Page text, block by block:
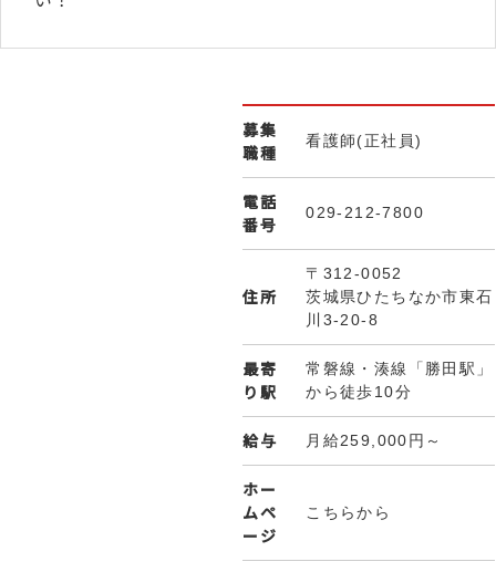
募集
職種
看護師(正社員)
電話
番号
029-212-7800
住所
〒312-0052
茨城県ひたちなか市東石
川3-20-8
最寄
り駅
常磐線・湊線「勝田駅」
から徒歩10分
給与 月給259,000円～
ホー
ムペ
ージ
こちらから